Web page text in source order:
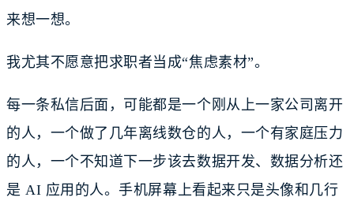
来想一想。
我尤其不愿意把求职者当成“焦虑素材”。
每一条私信后面，可能都是一个刚从上一家公司离开
的人，一个做了几年离线数仓的人，一个有家庭压力
的人，一个不知道下一步该去数据开发、数据分析还
是 AI 应用的人。手机屏幕上看起来只是头像和几行